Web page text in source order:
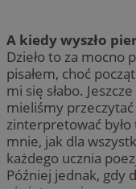
A kiedy wyszło
Dzieło to za mocno
pisałem, choć
mi się słabo.
mieliśmy
zinterpretować
mnie, jak dla
każdego ucznia
Później jednak, gdy